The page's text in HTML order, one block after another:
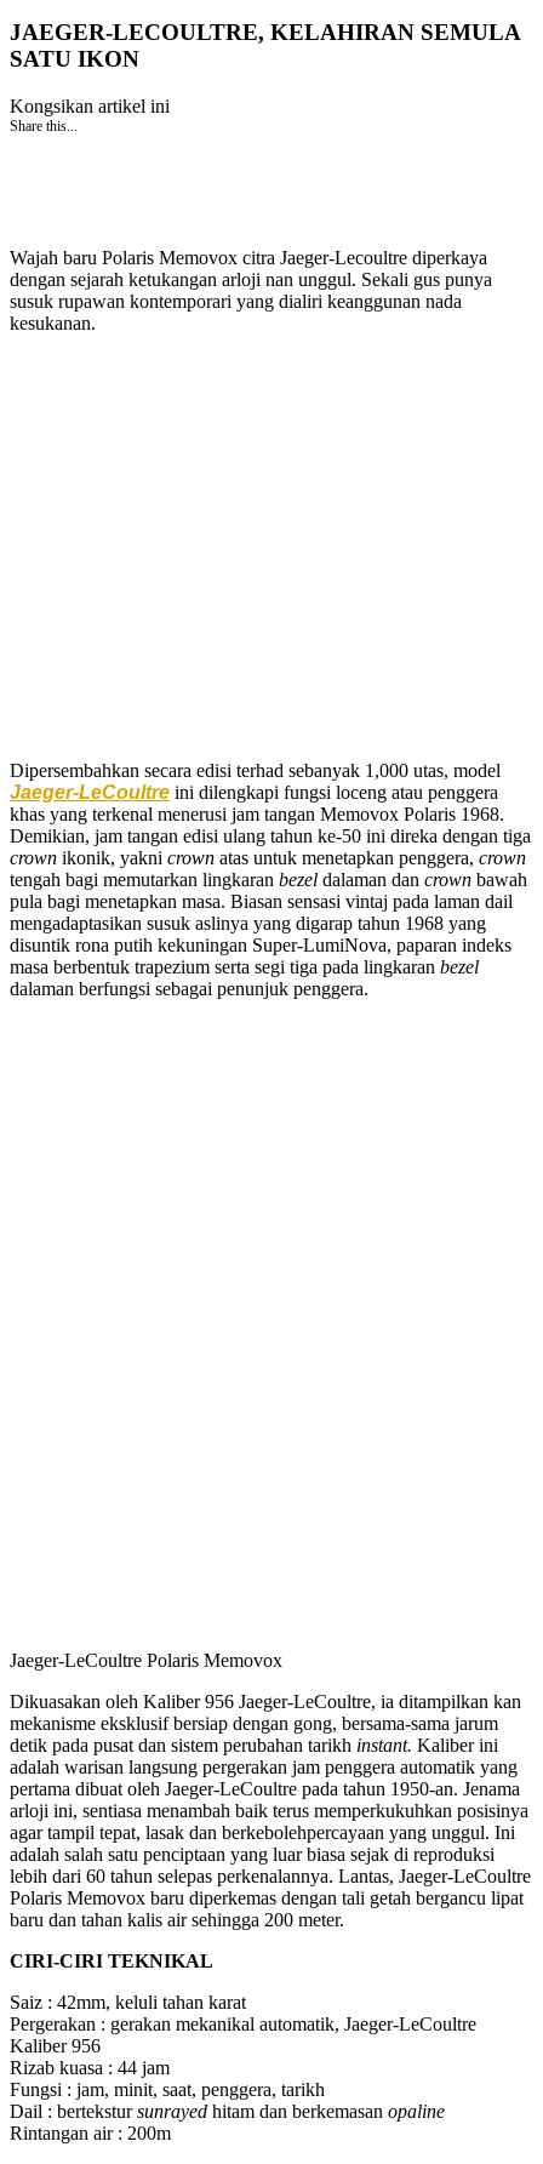
JAEGER-LECOULTRE, KELAHIRAN SEMULA
SATU IKON
Kongsikan artikel ini
Share this...
Wajah baru Polaris Memovox citra Jaeger-Lecoultre diperkaya
dengan sejarah ketukangan arloji nan unggul. Sekali gus punya
susuk rupawan kontemporari yang dialiri keanggunan nada
kesukanan.
Dipersembahkan secara edisi terhad sebanyak 1,000 utas, model
Jaeger-LeCoultre ini dilengkapi fungsi loceng atau penggera
khas yang terkenal menerusi jam tangan Memovox Polaris 1968.
Demikian, jam tangan edisi ulang tahun ke-50 ini direka dengan tiga
crown ikonik, yakni crown atas untuk menetapkan penggera, crown
tengah bagi memutarkan lingkaran bezel dalaman dan crown bawah
pula bagi menetapkan masa. Biasan sensasi vintaj pada laman dail
mengadaptasikan susuk aslinya yang digarap tahun 1968 yang
disuntik rona putih kekuningan Super-LumiNova, paparan indeks
masa berbentuk trapezium serta segi tiga pada lingkaran bezel
dalaman berfungsi sebagai penunjuk penggera.
Jaeger-LeCoultre Polaris Memovox
Dikuasakan oleh Kaliber 956 Jaeger-LeCoultre, ia ditampilkan kan
mekanisme eksklusif bersiap dengan gong, bersama-sama jarum
detik pada pusat dan sistem perubahan tarikh instant. Kaliber ini
adalah warisan langsung pergerakan jam penggera automatik yang
pertama dibuat oleh Jaeger-LeCoultre pada tahun 1950-an. Jenama
arloji ini, sentiasa menambah baik terus memperkukuhkan posisinya
agar tampil tepat, lasak dan berkebolehpercayaan yang unggul. Ini
adalah salah satu penciptaan yang luar biasa sejak di reproduksi
lebih dari 60 tahun selepas perkenalannya. Lantas, Jaeger-LeCoultre
Polaris Memovox baru diperkemas dengan tali getah bergancu lipat
baru dan tahan kalis air sehingga 200 meter.
CIRI-CIRI TEKNIKAL
Saiz : 42mm, keluli tahan karat
Pergerakan : gerakan mekanikal automatik, Jaeger-LeCoultre
Kaliber 956
Rizab kuasa : 44 jam
Fungsi : jam, minit, saat, penggera, tarikh
Dail : bertekstursunrayed hitam dan berkemasan opaline
Rintangan air : 200m